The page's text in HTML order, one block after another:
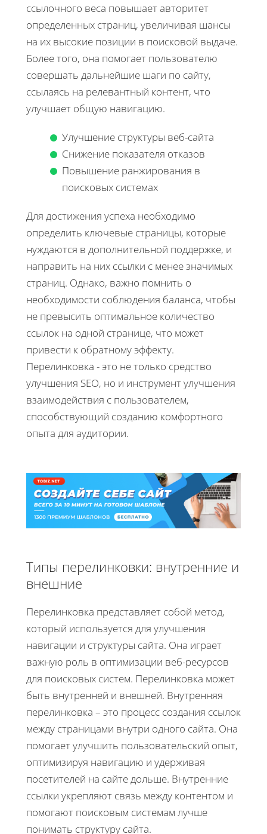
ссылочного веса повышает авторитет
определенных страниц, увеличивая шансы
на их высокие позиции в поисковой выдаче.
Более того, она помогает пользователю
совершать дальнейшие шаги по сайту,
ссылаясь на релевантный контент, что
улучшает общую навигацию.
Улучшение структуры веб-сайта
Снижение показателя отказов
Повышение ранжирования в
поисковых системах
Для достижения успеха необходимо
определить ключевые страницы, которые
нуждаются в дополнительной поддержке, и
направить на них ссылки с менее значимых
страниц. Однако, важно помнить о
необходимости соблюдения баланса, чтобы
не превысить оптимальное количество
ссылок на одной странице, что может
привести к обратному эффекту.
Перелинковка - это не только средство
улучшения SEO, но и инструмент улучшения
взаимодействия с пользователем,
способствующий созданию комфортного
опыта для аудитории.
Типы перелинковки: внутренние и
внешние
Перелинковка представляет собой метод,
который используется для улучшения
навигации и структуры сайта. Она играет
важную роль в оптимизации веб-ресурсов
для поисковых систем. Перелинковка может
быть внутренней и внешней. Внутренняя
перелинковка – это процесс создания ссылок
между страницами внутри одного сайта. Она
помогает улучшить пользовательский опыт,
оптимизируя навигацию и удерживая
посетителей на сайте дольше. Внутренние
ссылки укрепляют связь между контентом и
помогают поисковым системам лучше
понимать структуру сайта.